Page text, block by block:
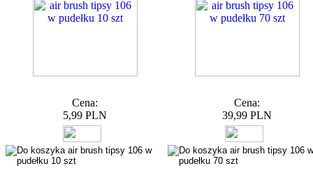
Cena:
5,99 PLN
Cena:
39,99 PLN